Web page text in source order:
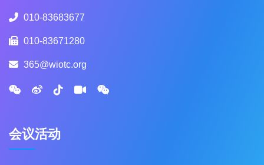
010-83683677
010-83671280
365@wiotc.org
会议活动